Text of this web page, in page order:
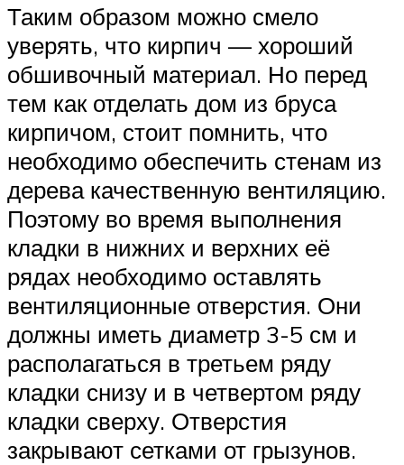
Таким образом можно смело
уверять, что кирпич — хороший
обшивочный материал. Но перед
тем как отделать дом из бруса
кирпичом, стоит помнить, что
необходимо обеспечить стенам из
дерева качественную вентиляцию.
Поэтому во время выполнения
кладки в нижних и верхних её
рядах необходимо оставлять
вентиляционные отверстия. Они
должны иметь диаметр 3-5 см и
располагаться в третьем ряду
кладки снизу и в четвертом ряду
кладки сверху. Отверстия
закрывают сетками от грызунов.